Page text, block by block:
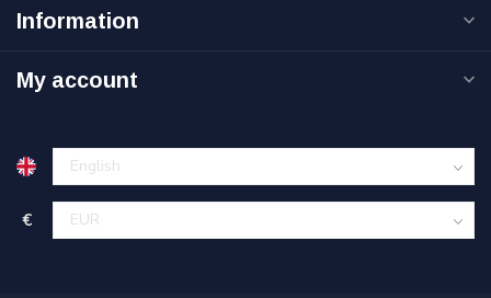
Information
My account
€